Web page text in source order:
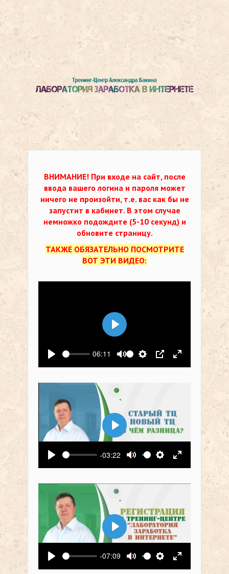
ВНИМАНИЕ! При входе на сайт, после
ввода вашего логина и пароля может
ничего не произойти, т.е. вас как бы не
запустит в кабинет. В этом случае
немножко подождите (5-10 секунд) и
обновите страницу.
ТАКЖЕ ОБЯЗАТЕЛЬНО ПОСМОТРИТЕ
ВОТ ЭТИ ВИДЕО:
Воспроизвести
06:11
Выключить звук
Настройки
PIP На весь
Воспроизвести
Воспроизвести
-03:22
Выключить звук
Настройки
На весь
Воспроизвести
Воспроизвести
-07:09
Выключить звук
Настройки
На весь
Воспроизвести